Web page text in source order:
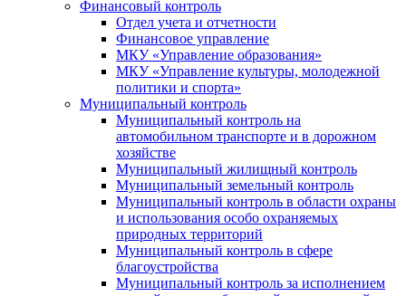
Финансовый контроль
Отдел учета и отчетности
Финансовое управление
МКУ «Управление образования»
МКУ «Управление культуры, молодежной
политики и спорта»
Муниципальный контроль
Муниципальный контроль на
автомобильном транспорте и в дорожном
хозяйстве
Муниципальный жилищный контроль
Муниципальный земельный контроль
Муниципальный контроль в области охраны
и использования особо охраняемых
природных территорий
Муниципальный контроль в сфере
благоустройства
Муниципальный контроль за исполнением